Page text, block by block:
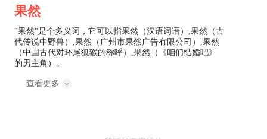
果然
"果然"是个多义词，它可以指果然（汉语词语）,果然（古
代传说中野兽）,果然（广州市果然广告有限公司）,果然
（中国古代对环尾狐猴的称呼）,果然（《咱们结婚吧》
的男主角）。
查看更多